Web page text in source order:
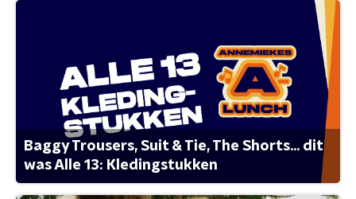
Baggy Trousers, Suit & Tie, The Shorts... dit
was Alle 13: Kledingstukken